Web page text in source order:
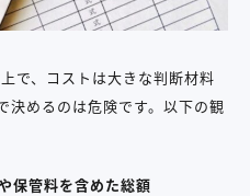
で、コストは大きな判断材料
決めるのは危険です。以下の観
保管料を含めた総額